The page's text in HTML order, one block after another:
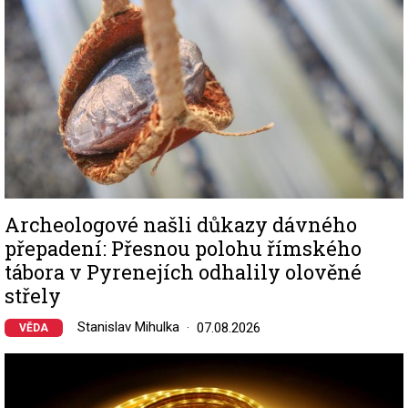
Archeologové našli důkazy dávného
přepadení: Přesnou polohu římského
tábora v Pyrenejích odhalily olověné
střely
VĚDA Stanislav Mihulka 07.08.2026